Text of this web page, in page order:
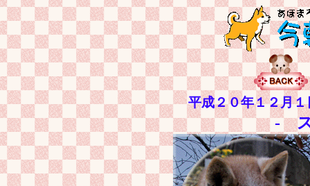
平成２０年１２月１
- ス